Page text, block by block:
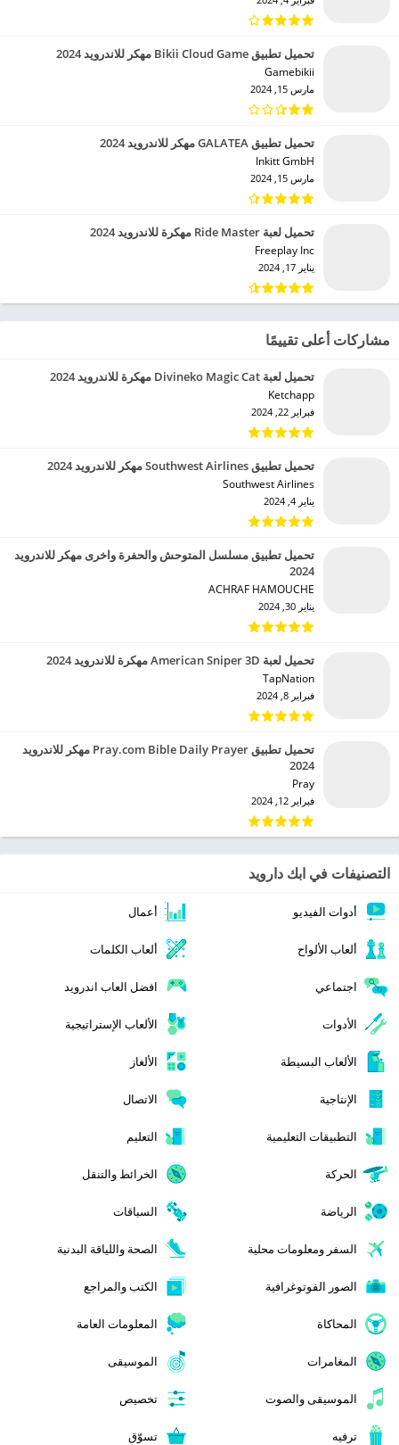
تحميل تطبيق Bikii Cloud Game مهكر للاندرويد 2024
Gamebikii‏
مارس 15, 2024
تحميل تطبيق GALATEA مهكر للاندرويد 2024
Inkitt GmbH‏
مارس 15, 2024
تحميل لعبة Ride Master مهكرة للاندرويد 2024
Freeplay Inc‏
يناير 17, 2024
مشاركات أعلى تقييمًا
تحميل لعبة Divineko Magic Cat مهكرة للاندرويد 2024
Ketchapp‏
فبراير 22, 2024
تحميل تطبيق Southwest Airlines مهكر للاندرويد 2024
Southwest Airlines‏
يناير 4, 2024
تحميل تطبيق مسلسل المتوحش والحفرة واخرى مهكر للاندرويد
2024
ACHRAF HAMOUCHE‏
يناير 30, 2024
تحميل لعبة American Sniper 3D مهكرة للاندرويد 2024
TapNation‏
فبراير 8, 2024
تحميل تطبيق Pray.com Bible Daily Prayer مهكر للاندرويد
2024
Pray‏
فبراير 12, 2024
التصنيفات في ابك دارويد
أدوات الفيديو أعمال
ألعاب الألواح ألعاب الكلمات
اجتماعي افضل العاب اندرويد
الأدوات الألعاب الإستراتيجية
الألعاب البسيطة الألغاز
الإنتاجية الاتصال
التطبيقات التعليمية التعليم
الحركة الخرائط والتنقل
الرياضة السباقات
السفر ومعلومات محلية الصحة واللياقة البدنية
الصور الفوتوغرافية الكتب والمراجع
المحاكاة المعلومات العامة
المغامرات الموسيقى
الموسيقى والصوت تخصيص
ترفيه تسوّق